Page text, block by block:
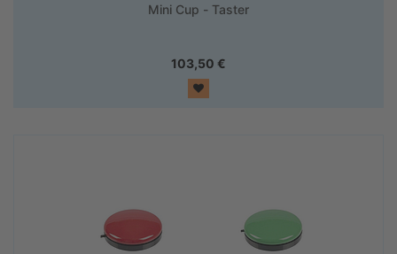
Mini Cup - Taster
103,50 €